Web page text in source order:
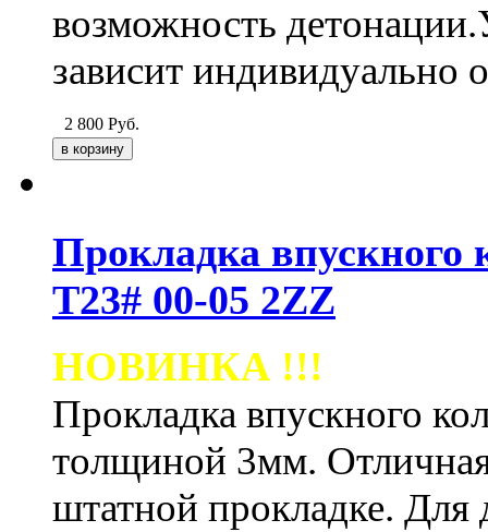
возможность
зависит индивидуально
2 800 Руб.
Прокладка впускного
Т23# 00-05 2ZZ
НОВИНКА !!!
Прокладка впускного
толщиной 3мм.
штатной прокладке. Для